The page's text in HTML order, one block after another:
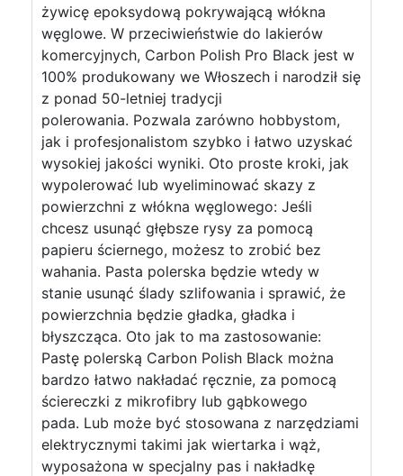
żywicę epoksydową pokrywającą włókna
węglowe. W przeciwieństwie do lakierów
komercyjnych, Carbon Polish Pro Black jest w
100% produkowany we Włoszech i narodził się
z ponad 50-letniej tradycji
polerowania. Pozwala zarówno hobbystom,
jak i profesjonalistom szybko i łatwo uzyskać
wysokiej jakości wyniki. Oto proste kroki, jak
wypolerować lub wyeliminować skazy z
powierzchni z włókna węglowego: Jeśli
chcesz usunąć głębsze rysy za pomocą
papieru ściernego, możesz to zrobić bez
wahania. Pasta polerska będzie wtedy w
stanie usunąć ślady szlifowania i sprawić, że
powierzchnia będzie gładka, gładka i
błyszcząca. Oto jak to ma zastosowanie:
Pastę polerską Carbon Polish Black można
bardzo łatwo nakładać ręcznie, za pomocą
ściereczki z mikrofibry lub gąbkowego
pada. Lub może być stosowana z narzędziami
elektrycznymi takimi jak wiertarka i wąż,
wyposażona w specjalny pas i nakładkę